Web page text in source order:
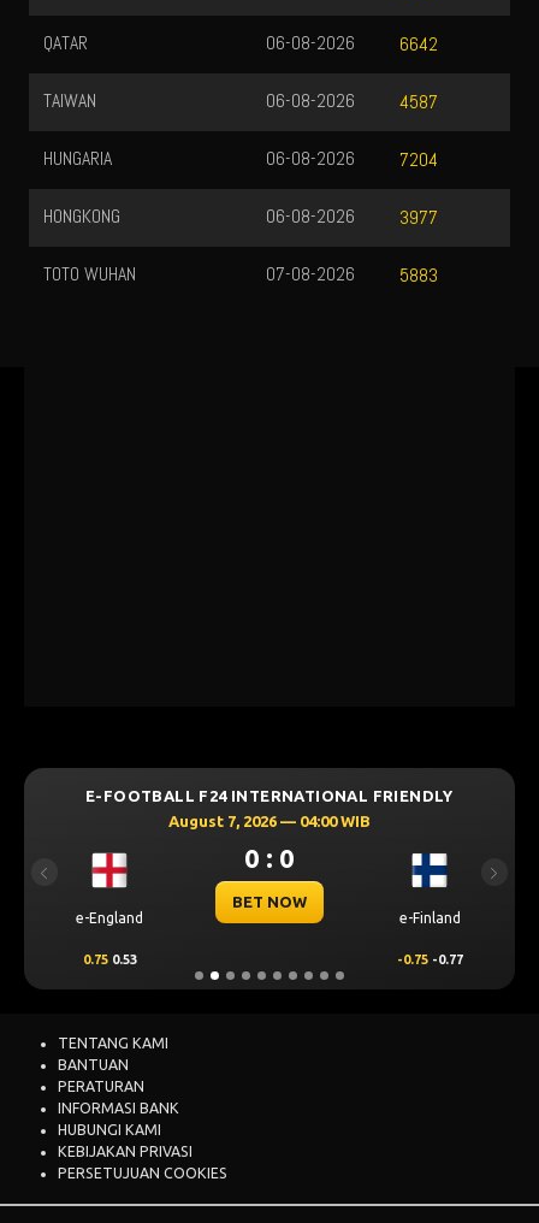
E-FOOTBALL F24 INTERNATIONAL FRIENDLY
August 7, 2026 — 04:00 WIB
e-England
0 : 0
BET NOW
e-Finland
0.75 0.53 -0.75 -0.77
Previous Next
QATAR 6642
06-08-2026
TAIWAN 4587
06-08-2026
HUNGARIA 7204
06-08-2026
HONGKONG 3977
06-08-2026
TOTO WUHAN 5883
07-08-2026
TENTANG KAMI
BANTUAN
PERATURAN
INFORMASI BANK
HUBUNGI KAMI
KEBIJAKAN PRIVASI
PERSETUJUAN COOKIES